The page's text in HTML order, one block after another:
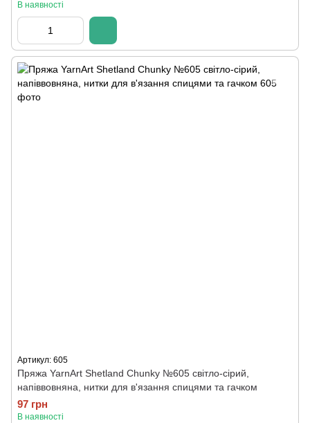
В наявності
Артикул: 605
Пряжа YarnArt Shetland Chunky №605 світло-сірий,
напіввовняна, нитки для в'язання спицями та гачком
97 грн
В наявності